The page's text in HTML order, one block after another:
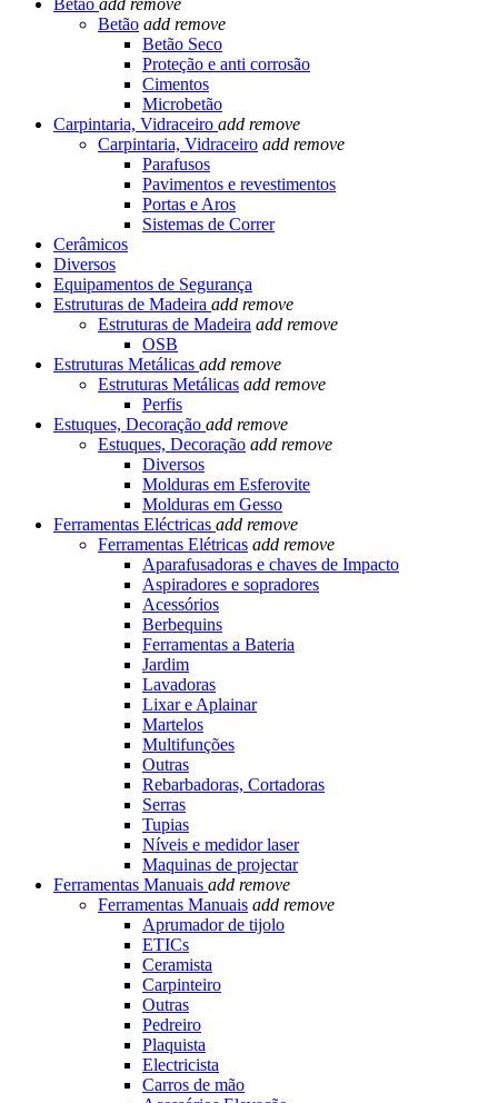
Betão add remove
Betão add remove
Betão Seco
Proteção e anti corrosão
Cimentos
Microbetão
Carpintaria, Vidraceiro add remove
Carpintaria, Vidraceiro add remove
Parafusos
Pavimentos e revestimentos
Portas e Aros
Sistemas de Correr
Cerâmicos
Diversos
Equipamentos de Segurança
Estruturas de Madeira add remove
Estruturas de Madeira add remove
OSB
Estruturas Metálicas add remove
Estruturas Metálicas add remove
Perfis
Estuques, Decoração add remove
Estuques, Decoração add remove
Diversos
Molduras em Esferovite
Molduras em Gesso
Ferramentas Eléctricas add remove
Ferramentas Elétricas add remove
Aparafusadoras e chaves de Impacto
Aspiradores e sopradores
Acessórios
Berbequins
Ferramentas a Bateria
Jardim
Lavadoras
Lixar e Aplainar
Martelos
Multifunções
Outras
Rebarbadoras, Cortadoras
Serras
Tupias
Níveis e medidor laser
Maquinas de projectar
Ferramentas Manuais add remove
Ferramentas Manuais add remove
Aprumador de tijolo
ETICs
Ceramista
Carpinteiro
Outras
Pedreiro
Plaquista
Electricista
Carros de mão